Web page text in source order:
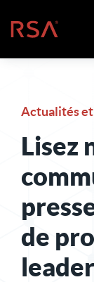
Accueil
Actualités et
Lisez
de